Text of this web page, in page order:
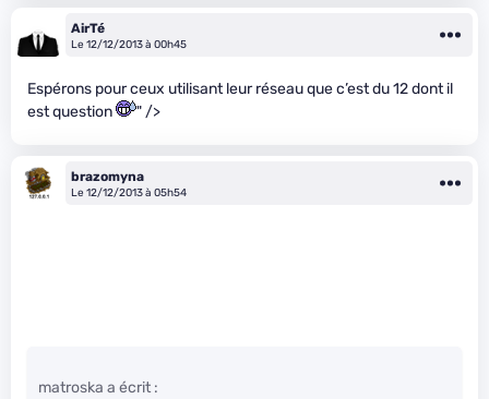
AirTé
Le 12/12/2013 à 00h45
Espérons pour ceux utilisant leur réseau que c’est du 12 dont il
est question
" />
brazomyna
Le 12/12/2013 à 05h54
matroska a écrit :